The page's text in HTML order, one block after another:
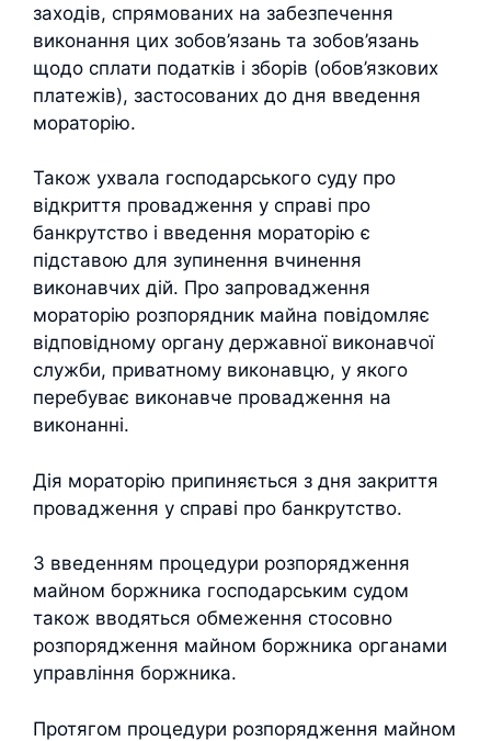
заходів, спрямованих на забезпечення
виконання цих зобов’язань та зобов’язань
щодо сплати податків і зборів (обов’язкових
платежів), застосованих до дня введення
мораторію.
Також ухвала господарського суду про
відкриття провадження у справі про
банкрутство і введення мораторію є
підставою для зупинення вчинення
виконавчих дій. Про запровадження
мораторію розпорядник майна повідомляє
відповідному органу державної виконавчої
служби, приватному виконавцю, у якого
перебуває виконавче провадження на
виконанні.
Дія мораторію припиняється з дня закриття
провадження у справі про банкрутство.
З введенням процедури розпорядження
майном боржника господарським судом
також вводяться обмеження стосовно
розпорядження майном боржника органами
управління боржника.
Протягом процедури розпорядження майном